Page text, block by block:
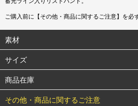
ご購入前に【その他・商品に関するご注意】を必
素材
サイズ
商品在庫
その他・商品に関するご注意